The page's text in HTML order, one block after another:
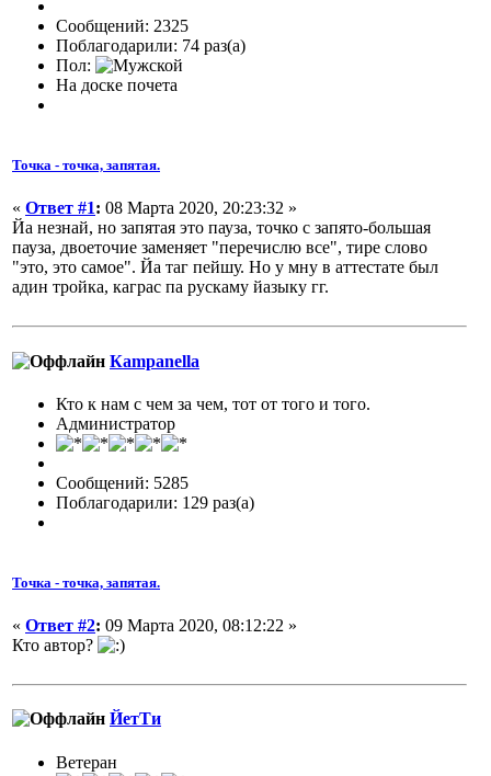
Сообщений: 2325
Поблагодарили: 74 раз(а)
Пол:
На доске почета
Точка - точка, запятая.
« Ответ #1: 08 Марта 2020, 20:23:32 »
Йа незнай, но запятая это пауза, точко с запято-большая
пауза, двоеточие заменяет "перечислю все", тире слово
"это, это самое". Йа таг пейшу. Но у мну в аттестате был
адин тройка, каграс па рускаму йазыку гг.
Кampanella
Кто к нам с чем за чем, тот от того и того.
Администратор
Сообщений: 5285
Поблагодарили: 129 раз(а)
Точка - точка, запятая.
« Ответ #2: 09 Марта 2020, 08:12:22 »
Кто автор?
ЙетТи
Ветеран